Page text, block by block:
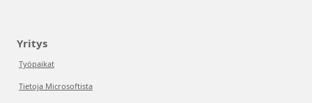
Yritys
Työpaikat
Tietoja Microsoftista